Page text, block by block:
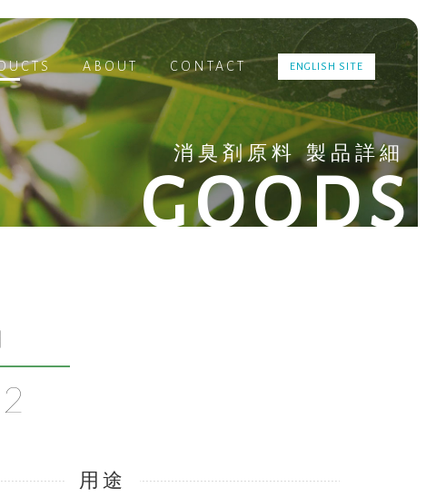
ABOUT CONTACT ENGLISH SITE
消臭剤原料 製品詳細
GOODS
用途